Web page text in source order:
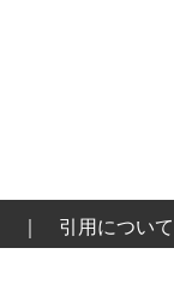
引用について